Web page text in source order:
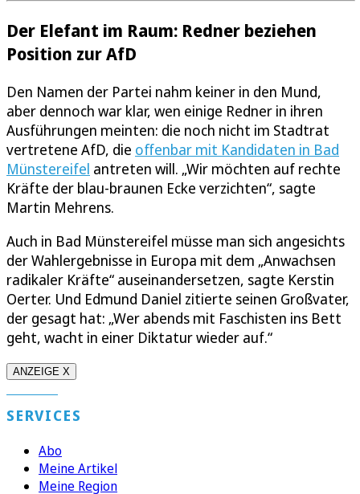
Der Elefant im Raum: Redner beziehen
Position zur AfD
Den Namen der Partei nahm keiner in den Mund,
aber dennoch war klar, wen einige Redner in ihren
Ausführungen meinten: die noch nicht im Stadtrat
vertretene AfD, die offenbar mit Kandidaten in Bad
Münstereifel antreten will. „Wir möchten auf rechte
Kräfte der blau-braunen Ecke verzichten“, sagte
Martin Mehrens.
Auch in Bad Münstereifel müsse man sich angesichts
der Wahlergebnisse in Europa mit dem „Anwachsen
radikaler Kräfte“ auseinandersetzen, sagte Kerstin
Oerter. Und Edmund Daniel zitierte seinen Großvater,
der gesagt hat: „Wer abends mit Faschisten ins Bett
geht, wacht in einer Diktatur wieder auf.“
ANZEIGE X
SERVICES
Abo
Meine Artikel
Meine Region